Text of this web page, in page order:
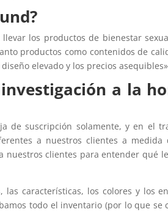
los productos de bienestar
productos como contenidos de
elevado y los precios
a la
de suscripción solamente, y en el
a nuestros clientes a
nuestros clientes para entender qué
características, los colores y los
todo el inventario (por lo que